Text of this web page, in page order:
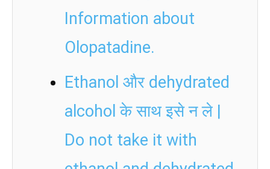
Information about
Olopatadine.
Ethanol और dehydrated
alcohol के साथ इसे न ले |
Do not take it with